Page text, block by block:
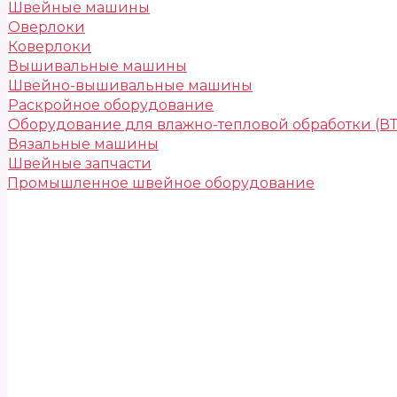
Швейные машины
Оверлоки
Коверлоки
Вышивальные машины
Швейно-вышивальные машины
Раскройное оборудование
Оборудование для влажно-тепловой обработки
Вязальные машины
Швейные запчасти
Промышленное швейное оборудование